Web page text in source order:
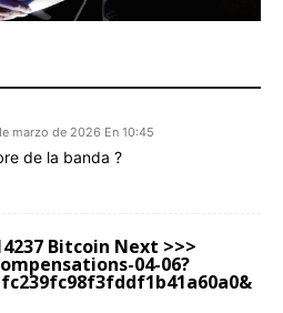
marzo de 2026 En 10:45
de la banda ?
Вitсоin Next >>>
04-06?